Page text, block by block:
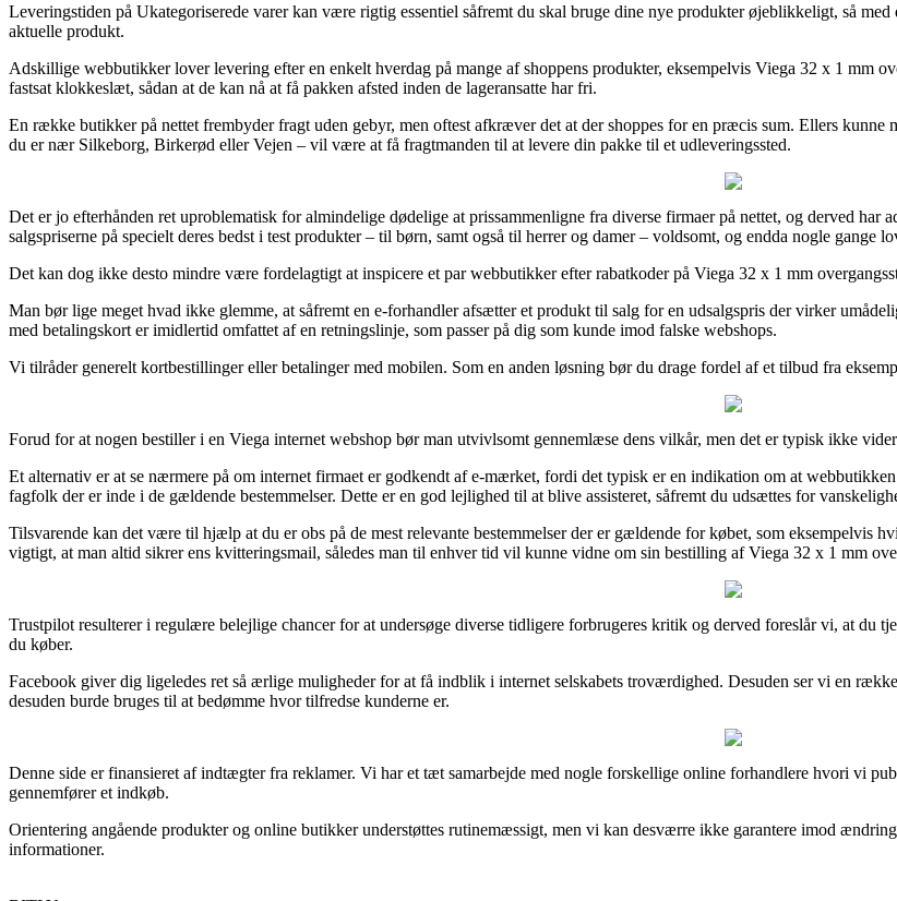
Leveringstiden på Ukategoriserede varer kan være rigtig essentiel såfremt du skal bruge dine nye produkter øjeblikkeligt, så
aktuelle produkt.
Adskillige webbutikker lover levering efter en enkelt hverdag på mange af shoppens produkter, eksempelvis Viega 32 x 1 mm
fastsat klokkeslæt, sådan at de kan nå at få pakken afsted inden de lageransatte har fri.
En række butikker på nettet frembyder fragt uden gebyr, men oftest afkræver det at der shoppes for en præcis sum. Ellers
du er nær Silkeborg, Birkerød eller Vejen – vil være at få fragtmanden til at levere din pakke til et udleveringssted.
Det er jo efterhånden ret uproblematisk for almindelige dødelige at prissammenligne fra diverse firmaer på nettet, og derved
salgspriserne på specielt deres bedst i test produkter – til børn, samt også til herrer og damer – voldsomt, og endda nogle gange
Det kan dog ikke desto mindre være fordelagtigt at inspicere et par webbutikker efter rabatkoder på Viega 32 x 1 mm
Man bør lige meget hvad ikke glemme, at såfremt en e-forhandler afsætter et produkt til salg for en udsalgspris der virker
med betalingskort er imidlertid omfattet af en retningslinje, som passer på dig som kunde imod falske webshops.
Vi tilråder generelt kortbestillinger eller betalinger med mobilen. Som en anden løsning bør du drage fordel af et tilbud fra
Forud for at nogen bestiller i en Viega internet webshop bør man utvivlsomt gennemlæse dens vilkår, men det er typisk ikke
Et alternativ er at se nærmere på om internet firmaet er godkendt af e-mærket, fordi det typisk er en indikation om at
fagfolk der er inde i de gældende bestemmelser. Dette er en god lejlighed til at blive assisteret, såfremt du udsættes for
Tilsvarende kan det være til hjælp at du er obs på de mest relevante bestemmelser der er gældende for købet, som eksempelvis
vigtigt, at man altid sikrer ens kvitteringsmail, således man til enhver tid vil kunne vidne om sin bestilling af Viega 32 x 1 mm
Trustpilot resulterer i regulære belejlige chancer for at undersøge diverse tidligere forbrugeres kritik og derved foreslår vi, at du
du køber.
Facebook giver dig ligeledes ret så ærlige muligheder for at få indblik i internet selskabets troværdighed. Desuden ser vi en
desuden burde bruges til at bedømme hvor tilfredse kunderne er.
Denne side er finansieret af indtægter fra reklamer. Vi har et tæt samarbejde med nogle forskellige online forhandlere hvori vi
gennemfører et indkøb.
Orientering angående produkter og online butikker understøttes rutinemæssigt, men vi kan desværre ikke garantere imod
informationer.